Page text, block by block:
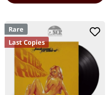
Rare
Last Copies